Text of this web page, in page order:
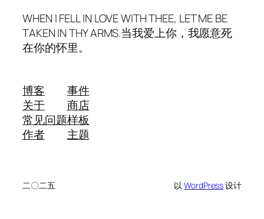
WHEN I FELL IN LOVE WITH THEE, LET ME BE
TAKEN IN THY ARMS.当我爱上你，我愿意死
在你的怀里。
博客
关于
常见问题
作者
事件
商店
样板
主题
二〇二五 以WordPress设计